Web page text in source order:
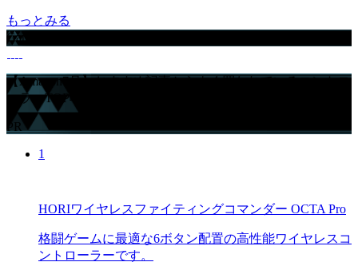
もっとみる
GameWithからのお知らせ
【Amazon7月】おすすめ記事からよく買われているコントロ
ーラーTOP4
PR
1
HORIワイヤレスファイティングコマンダー OCTA Pro
格闘ゲームに最適な6ボタン配置の高性能ワイヤレスコ
ントローラーです。